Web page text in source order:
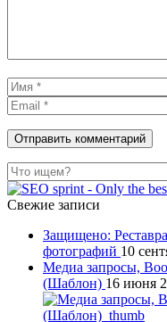
Свежие записи
Защищено:
фотографий 10
Медиа запросы,
(Шаблон) 16 июня